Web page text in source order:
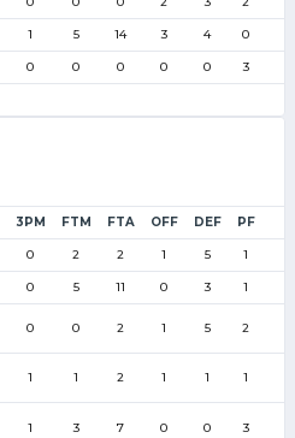
1 5 14 3 4 0
0 0 0 0 0 3
3PM FTM FTA OFF DEF PF
0 2 2 1 5 1
0 5 11 0 3 1
0 0 2 1 5 2
1 1 2 1 1 1
1 3 7 0 0 3